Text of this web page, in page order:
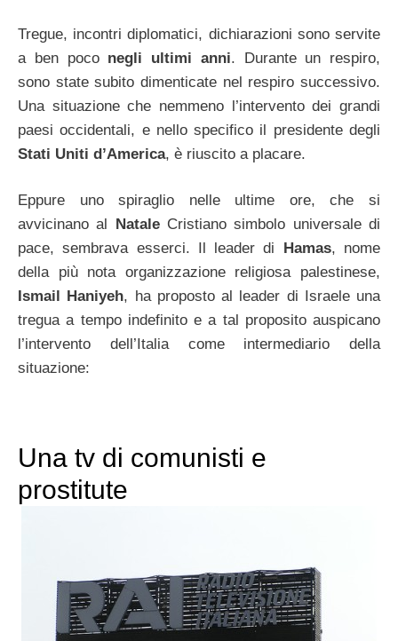
Tregue, incontri diplomatici, dichiarazioni sono servite
a ben poco negli ultimi anni. Durante un respiro,
sono state subito dimenticate nel respiro successivo.
Una situazione che nemmeno l’intervento dei grandi
paesi occidentali, e nello specifico il presidente degli
Stati Uniti d’America, è riuscito a placare.
Eppure uno spiraglio nelle ultime ore, che si
avvicinano al
Natale Cristiano simbolo universale di
pace, sembrava esserci. Il leader di
Hamas, nome
della più nota organizzazione religiosa palestinese,
Ismail Haniyeh, ha proposto al leader di Israele una
tregua a tempo indefinito e a tal proposito auspicano
l’intervento dell’Italia come intermediario della
situazione:
Una tv di comunisti e
prostitute